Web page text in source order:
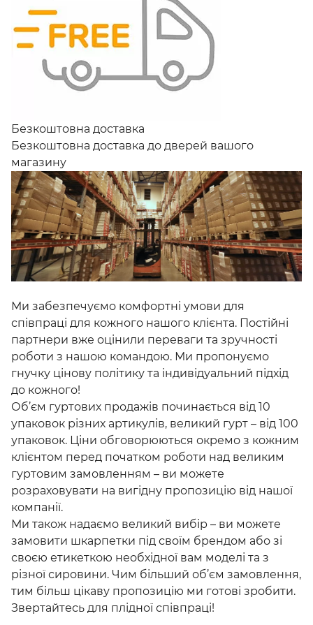
Безкоштовна доставка
Безкоштовна доставка до дверей вашого
магазину
Ми забезпечуємо комфортні умови для
співпраці для кожного нашого клієнта. Постійні
партнери вже оцінили переваги та зручності
роботи з нашою командою. Ми пропонуємо
гнучку цінову політику та індивідуальний підхід
до кожного!
Об’єм гуртових продажів починається від 10
упаковок різних артикулів, великий гурт – від 100
упаковок. Ціни обговорюються окремо з кожним
клієнтом перед початком роботи над великим
гуртовим замовленням – ви можете
розраховувати на вигідну пропозицію від нашої
компанії.
Ми також надаємо великий вибір – ви можете
замовити шкарпетки під своїм брендом або зі
своєю етикеткою необхідної вам моделі та з
різної сировини. Чим більший об’єм замовлення,
тим більш цікаву пропозицію ми готові зробити.
Звертайтесь для плідної співпраці!